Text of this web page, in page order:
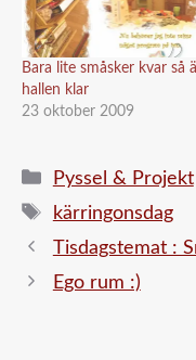
Bara lite småsker kvar så
hallen klar
23 oktober 2009
Kategorier
Pyssel & Projekt
Etiketter
kärringonsdag
Tisdagstemat :
Ego rum :)